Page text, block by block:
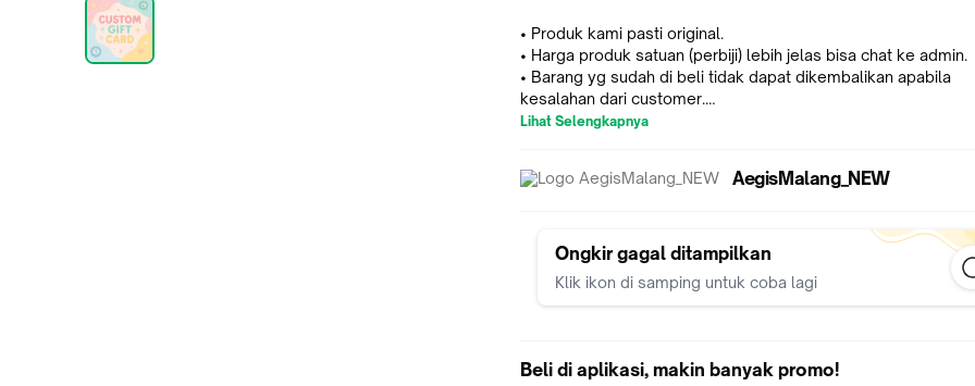
• Produk kami pasti original.
• Harga produk satuan (perbiji) lebih jelas bisa chat ke admin.
• Barang yg sudah di beli tidak dapat dikembalikan apabila
kesalahan dari customer.
- Free sticker fragile dan wajib video unboxing.
*Demi kenyamanan bersama harap melakukan video
awal sampai akhir.
*Resiko di ekspedisi bukan tanggung jawab kami, silahkan
*Melakukan order berarti dianggap setuju.
Lihat Selengkapnya
AegisMalang_NEW
Ongkir gagal ditampilkan
Klik ikon di samping untuk coba lagi
Beli di aplikasi, makin banyak promo!